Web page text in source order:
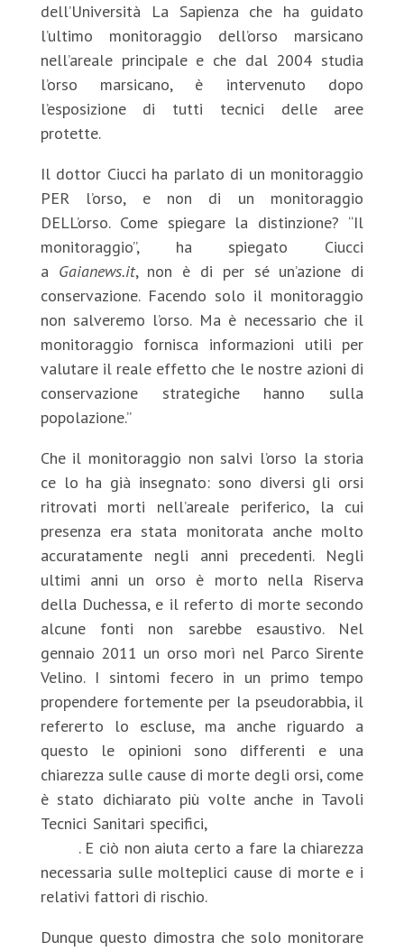
dell’Università La Sapienza che ha guidato
l’ultimo monitoraggio dell’orso marsicano
nell’areale principale e che dal 2004 studia
l’orso marsicano, è intervenuto dopo
l’esposizione di tutti tecnici delle aree
protette.
Il dottor Ciucci ha parlato di un monitoraggio
PER l’orso, e non di un monitoraggio
DELL’orso. Come spiegare la distinzione? “Il
monitoraggio”, ha spiegato Ciucci
a Gaianews.it, non è di per sé un’azione di
conservazione. Facendo solo il monitoraggio
non salveremo l’orso. Ma è necessario che il
monitoraggio fornisca informazioni utili per
valutare il reale effetto che le nostre azioni di
conservazione strategiche hanno sulla
popolazione.”
Che il monitoraggio non salvi l’orso la storia
ce lo ha già insegnato: sono diversi gli orsi
ritrovati morti nell’areale periferico, la cui
presenza era stata monitorata anche molto
accuratamente negli anni precedenti. Negli
ultimi anni un orso è morto nella Riserva
della Duchessa, e il referto di morte secondo
alcune fonti non sarebbe esaustivo. Nel
gennaio 2011 un orso morì nel Parco Sirente
Velino. I sintomi fecero in un primo tempo
propendere fortemente per la pseudorabbia, il
refererto lo escluse, ma anche riguardo a
questo le opinioni sono differenti e una
chiarezza sulle cause di morte degli orsi, come
è stato dichiarato più volte anche in Tavoli
Tecnici Sanitari specifici,
. E ciò non aiuta certo a fare la chiarezza
necessaria sulle molteplici cause di morte e i
relativi fattori di rischio.
Dunque questo dimostra che solo monitorare